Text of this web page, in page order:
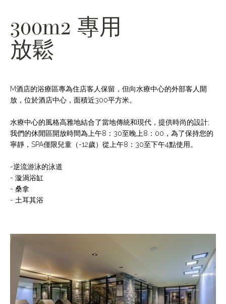
300m2 專用
放鬆
M酒店的浴療區專為住店客人保留，但向水療中心的外部客人開
放，位於酒店中心，面積近300平方米。
水療中心的風格高雅地結合了當地傳統和現代，提供時尚的設計;
我們的休閒區開放時間為上午8：30至晚上8：00，為了保持您的
寧靜，SPA僅限兒童（-12歲）從上午8：30至下午4點使用。
-逆流游泳的泳道
- 漩渦浴缸
- 桑拿
- 土耳其浴